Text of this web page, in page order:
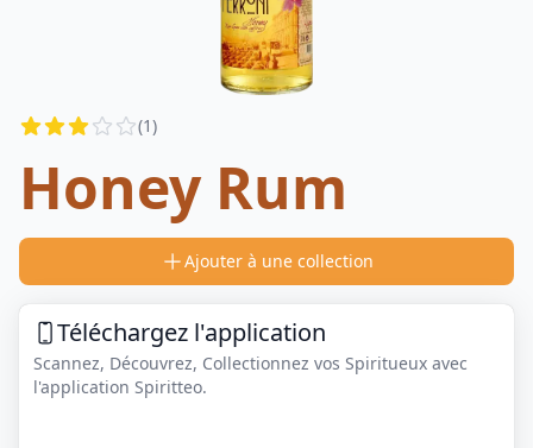
Reviews (1)
Honey Rum
Ajouter à une collection
Téléchargez l'application
Scannez, Découvrez, Collectionnez vos Spiritueux avec
l'application Spiritteo.